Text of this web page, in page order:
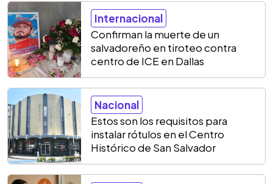
Internacional
Confirman la muerte de un
salvadoreño en tiroteo contra
centro de ICE en Dallas
Nacional
Estos son los requisitos para
instalar rótulos en el Centro
Histórico de San Salvador